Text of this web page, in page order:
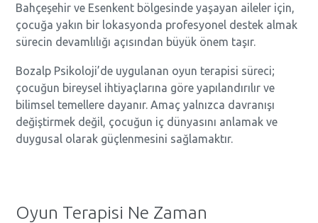
Bahçeşehir ve Esenkent bölgesinde yaşayan aileler için,
çocuğa yakın bir lokasyonda profesyonel destek almak
sürecin devamlılığı açısından büyük önem taşır.
Bozalp Psikoloji’de uygulanan oyun terapisi süreci;
çocuğun bireysel ihtiyaçlarına göre yapılandırılır ve
bilimsel temellere dayanır. Amaç yalnızca davranışı
değiştirmek değil, çocuğun iç dünyasını anlamak ve
duygusal olarak güçlenmesini sağlamaktır.
Oyun Terapisi Ne Zaman